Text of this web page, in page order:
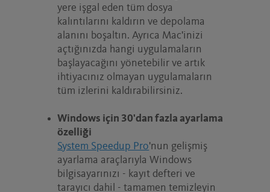
yere işgal eden tüm dosya
kalıntılarını kaldırın ve depolama
alanını boşaltın. Ayrıca Mac'inizi
açtığınızda hangi uygulamaların
başlayacağını yönetebilir ve artık
ihtiyacınız olmayan uygulamaların
tüm izlerini kaldırabilirsiniz.
Windows için 30'dan fazla ayarlama
özelliği
System Speedup Pro'nun gelişmiş
ayarlama araçlarıyla Windows
bilgisayarınızı - kayıt defteri ve
tarayıcı dahil - tamamen temizleyin